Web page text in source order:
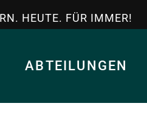
HEUTE. FÜR IMMER!
ABTEILUNGEN